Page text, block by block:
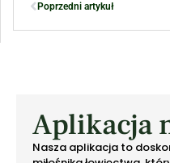
Poprzedni artykuł
Aplikacja
Nasza aplikacja to